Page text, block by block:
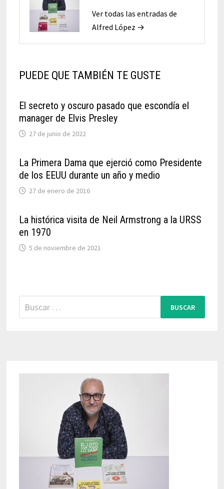
Ver todas las entradas de
Alfred López →
PUEDE QUE TAMBIÉN TE GUSTE
El secreto y oscuro pasado que escondía el
manager de Elvis Presley
27 de junio de 2022
La Primera Dama que ejerció como Presidente
de los EEUU durante un año y medio
27 de enero de 2016
La histórica visita de Neil Armstrong a la URSS
en 1970
5 de noviembre de 2021
Buscar: